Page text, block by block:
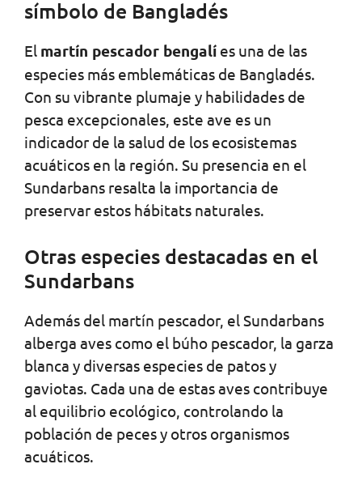
símbolo de Bangladés
El martín pescador bengalí es una de las
especies más emblemáticas de Bangladés.
Con su vibrante plumaje y habilidades de
pesca excepcionales, este ave es un
indicador de la salud de los ecosistemas
acuáticos en la región. Su presencia en el
Sundarbans resalta la importancia de
preservar estos hábitats naturales.
Otras especies destacadas en el
Sundarbans
Además del martín pescador, el Sundarbans
alberga aves como el búho pescador, la garza
blanca y diversas especies de patos y
gaviotas. Cada una de estas aves contribuye
al equilibrio ecológico, controlando la
población de peces y otros organismos
acuáticos.